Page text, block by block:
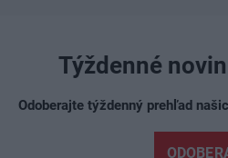
Týždenné
Odoberajte týždenný prehľad